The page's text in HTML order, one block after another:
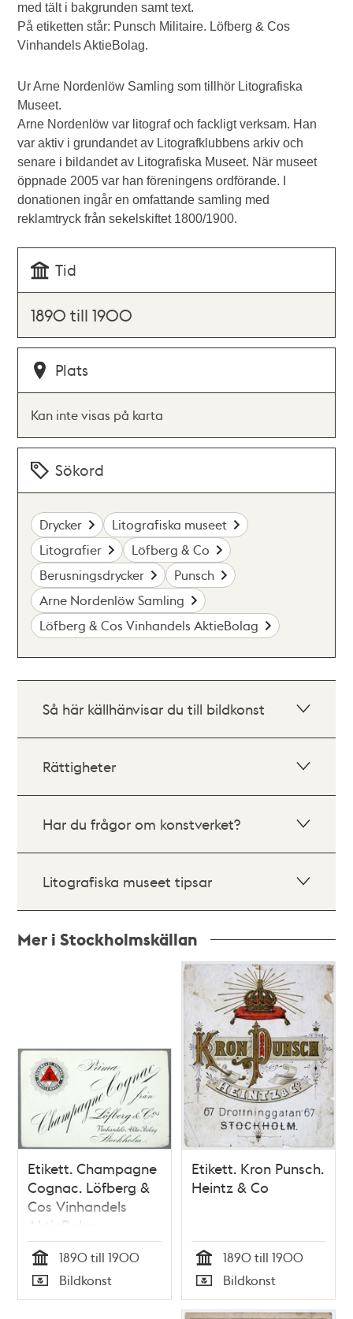
med tält i bakgrunden samt text.
På etiketten står: Punsch Militaire. Löfberg & Cos
Vinhandels AktieBolag.
Ur Arne Nordenlöw Samlingsom tillhör Litografiska
Museet.
Arne Nordenlöw var litograf och fackligt verksam. Han
var aktiv i grundandet av Litografklubbens arkiv och
senare i bildandet av Litografiska Museet. När museet
öppnade 2005 var han föreningens ordförande. I
donationen ingår en omfattande samling med
reklamtryck från sekelskiftet 1800/1900.
Tid
1890 till 1900
Plats
Kan inte visas på karta
Sökord
Drycker
Litografiska museet
Litografier
Löfberg & Co
Berusningsdrycker
Punsch
Arne Nordenlöw Samling
Löfberg & Cos Vinhandels AktieBolag
Så här källhänvisar du till bildkonst
Rättigheter
Har du frågor om konstverket?
Litografiska museet tipsar
Mer i Stockholmskällan
Etikett. Champagne
Cognac. Löfberg &
Cos Vinhandels
AktieBolag
Tid
1890 till 1900
Typ
Bildkonst
Etikett. Kron Punsch.
Heintz & Co
Tid
1890 till 1900
Typ
Bildkonst